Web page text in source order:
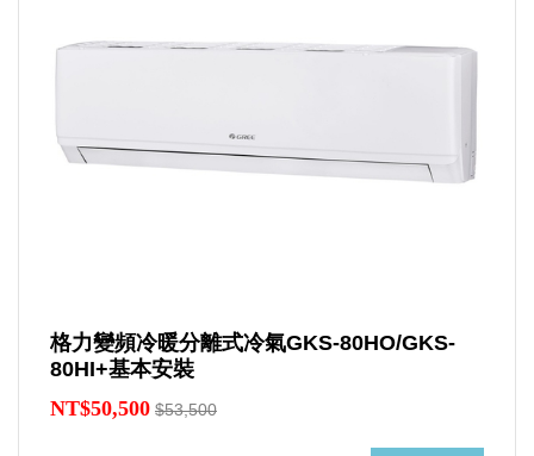
格力變頻冷暖分離式冷氣GKS-80HO/GKS-
80HI+基本安裝
NT$50,500 $53,500